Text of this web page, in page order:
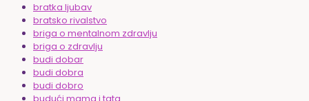
bratka ljubav
bratsko rivalstvo
briga o mentalnom zdravlju
briga o zdravlju
budi dobar
budi dobra
budi dobro